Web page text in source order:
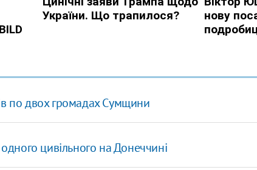
по двох громадах Сумщини
одного цивільного на Донеччині